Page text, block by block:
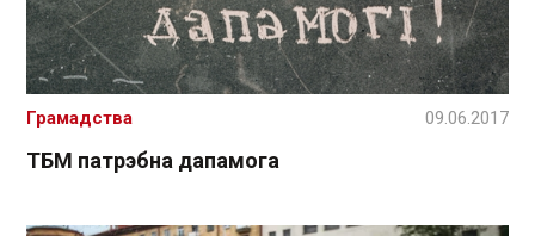
ТБМ патрэбна дапамога
Грамадства 09.06.2017